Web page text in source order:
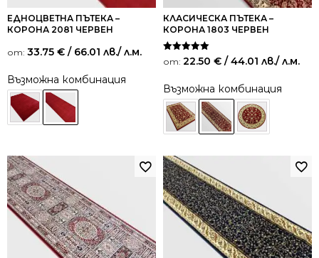
ЕДНОЦВЕТНА ПЪТЕКА –
КОРОНА 2081 ЧЕРВЕН
от: 33.75 € / 66.01 лв./ л.м.
Възможна комбинация
КЛАСИЧЕСКА ПЪТЕКА –
КОРОНА 1803 ЧЕРВЕН
Оценено на
5.00
от: 22.50 € / 44.01 лв./ л.м.
Възможна комбинация